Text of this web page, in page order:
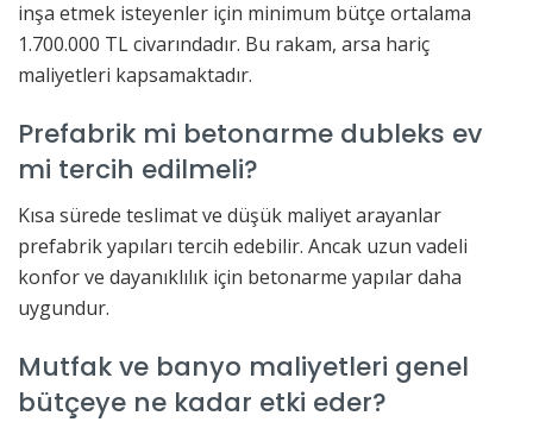
inşa etmek isteyenler için minimum bütçe ortalama
1.700.000 TL civarındadır. Bu rakam, arsa hariç
maliyetleri kapsamaktadır.
Prefabrik mi betonarme dubleks ev
mi tercih edilmeli?
Kısa sürede teslimat ve düşük maliyet arayanlar
prefabrik yapıları tercih edebilir. Ancak uzun vadeli
konfor ve dayanıklılık için betonarme yapılar daha
uygundur.
Mutfak ve banyo maliyetleri genel
bütçeye ne kadar etki eder?